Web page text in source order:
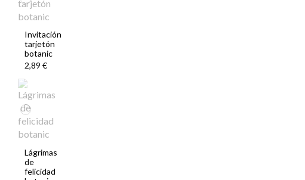
Invitación
tarjetón
botanic
2,89 €
Lágrimas
de
felicidad